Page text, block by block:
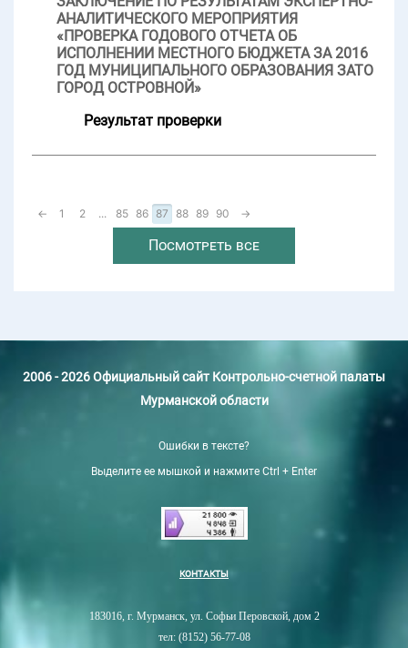
АНАЛИТИЧЕСКОГО МЕРОПРИЯТИЯ
«ПРОВЕРКА ГОДОВОГО ОТЧЕТА ОБ
ИСПОЛНЕНИИ МЕСТНОГО БЮДЖЕТА ЗА 2016
ГОД МУНИЦИПАЛЬНОГО ОБРАЗОВАНИЯ ЗАТО
ГОРОД ОСТРОВНОЙ»
Результат проверки
← 1 2 ... 85 86 87 88 89 90 →
Посмотреть все
2006 - 2026 Официальный сайт Контрольно-счетной палаты
Мурманской области
Ошибки в тексте?
Выделите ее мышкой и нажмите Ctrl + Enter
КОНТАКТЫ
183016, г. Мурманск, ул. Софьи Перовской, дом 2
тел: (8152) 56-77-08